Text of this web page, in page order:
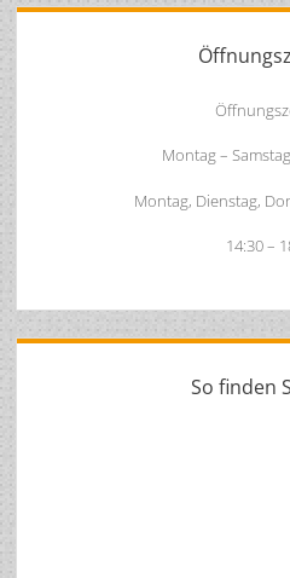
Sidebar
Montag –
Montag, Dienstag,
14:30 –
So finden